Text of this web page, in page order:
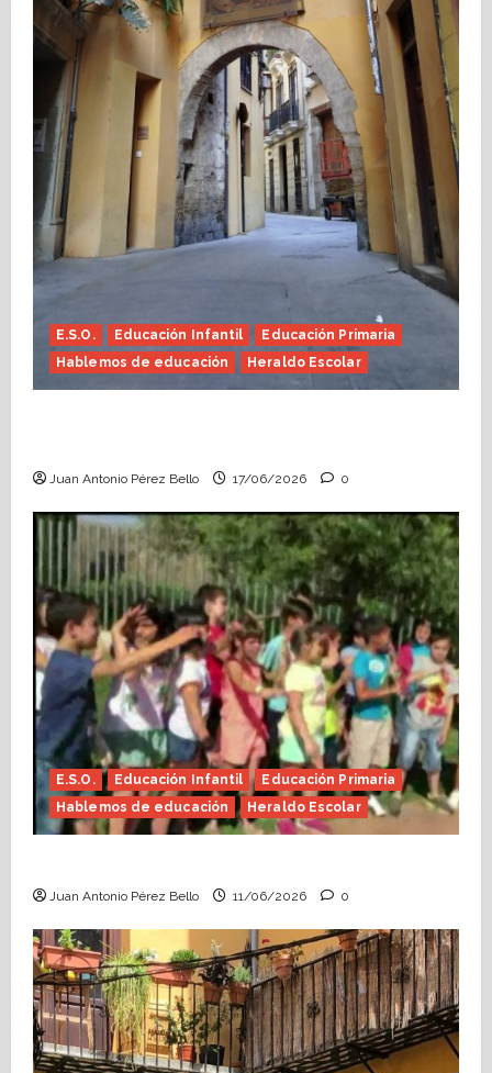
E.S.O. Educación Infantil
Educación Primaria
Hablemos de educación
Heraldo Escolar
Juan Antonio Pérez Bello 17/06/2026 0
E.S.O. Educación Infantil
Educación Primaria
Hablemos de educación
Heraldo Escolar
Juan Antonio Pérez Bello 11/06/2026 0